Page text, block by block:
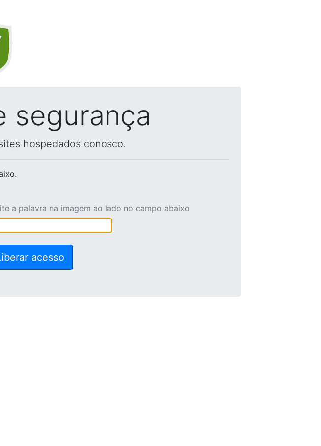
segurança
hospedados conosco.
a palavra na imagem ao lado no campo abaixo